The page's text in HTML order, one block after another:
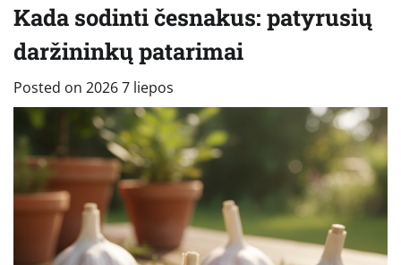
Kada sodinti česnakus: patyrusių
daržininkų patarimai
Posted on 2026 7 liepos